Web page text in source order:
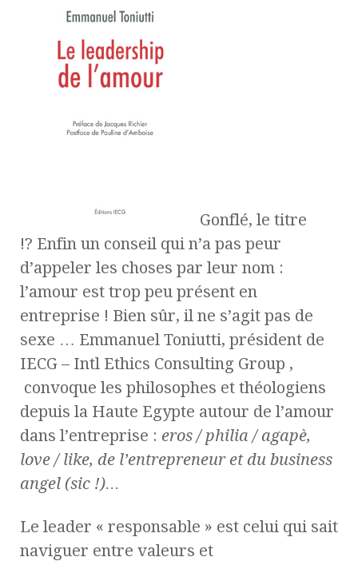
Gonflé, le titre
!? Enfin un conseil qui n’a pas peur
d’appeler les choses par leur nom :
l’amour est trop peu présent en
entreprise ! Bien sûr, il ne s’agit pas de
sexe … Emmanuel Toniutti, président de
IECG – Intl Ethics Consulting Group ,
convoque les philosophes et théologiens
depuis la Haute Egypte autour de l’amour
dans l’entreprise : eros /philia / agapè,
love / like, de l’entrepreneur et du business
angel (sic !)…
Le leader « responsable » est celui qui sait
naviguer entre valeurs et